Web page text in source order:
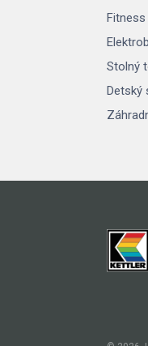
Fitness
Stolný
Detský